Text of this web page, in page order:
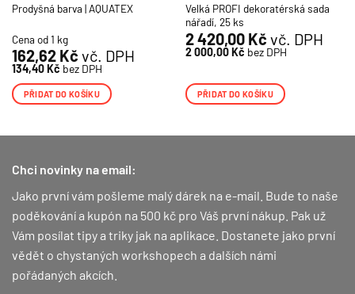
Prodyšná barva | AQUATEX
Cena od 1 kg
162,62 Kč vč. DPH
134,40Kč bez DPH
PŘIDAT DO KOŠÍKU
Velká PROFI dekoratérská sada
nářadí, 25 ks
2 420,00 Kč vč. DPH
2 000,00Kč bez DPH
PŘIDAT DO KOŠÍKU
Chci novinky na email:
Jako první vám pošleme malý dárek na e-mail. Bude to naše
poděkování a kupón na 500 kč pro Váš první nákup. Pak už
Vám posílat tipy a triky jak na aplikace. Dostanete jako první
vědět o chystaných workshopech a dalších námi
pořádaných akcích.